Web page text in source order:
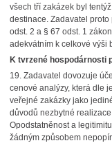
všech tří zakázek byl
destinace. Zadavatel
odst. 2 a § 67 odst. 1
adekvátním k celkové výši
K tvrzené hospodárnosti
19. Zadavatel dovozuje
cenové analýzy, která dle
veřejné zakázky jako
důvodů nezbytné
Opodstatněnost a
žádným způsobem